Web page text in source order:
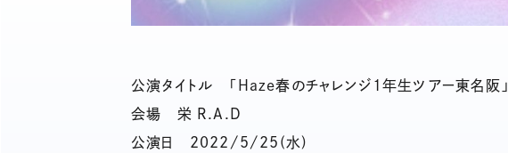
公演タイトル 「Haze春のチャレンジ1年生ツアー東名阪」
会場 栄 R.A.D
公演日 2022/5/25(水)